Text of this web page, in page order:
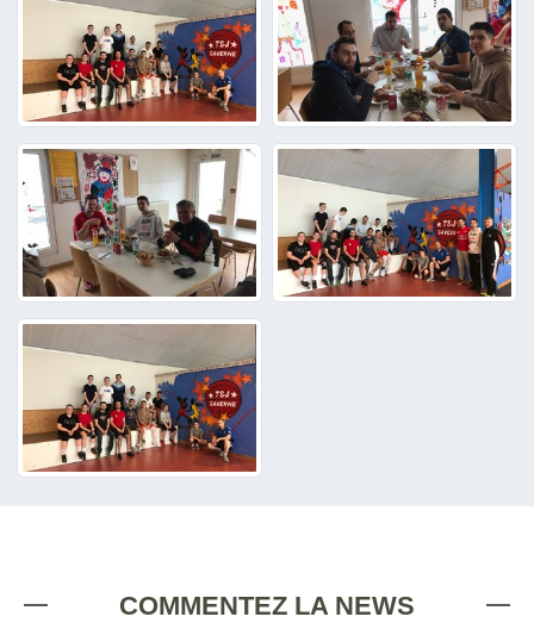
COMMENTEZ LA NEWS